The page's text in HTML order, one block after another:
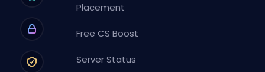
Placement
Free CS Boost
Server Status